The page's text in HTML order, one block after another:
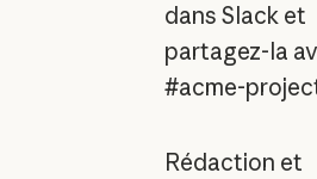
dans Slack et
partagez-la
#acme-
Rédaction et